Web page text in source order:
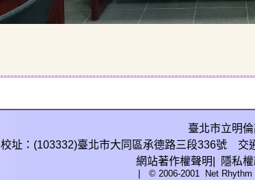
臺北市立明
校址：(103332)臺北市大同區承德路三段336號 交
網站著作權聲明 隱私
| © 2006-2001 Net